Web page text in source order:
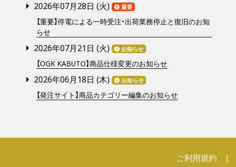
2026年07月28日 (火) 重要
【重要】停電による一時受注・出荷業務停止と復旧のお知
らせ
2026年07月21日 (火) お知らせ
【OGK KABUTO】商品仕様変更のお知らせ
2026年06月18日 (木) お知らせ
【発注サイト】商品カテゴリー編集のお知らせ
ご利用規約